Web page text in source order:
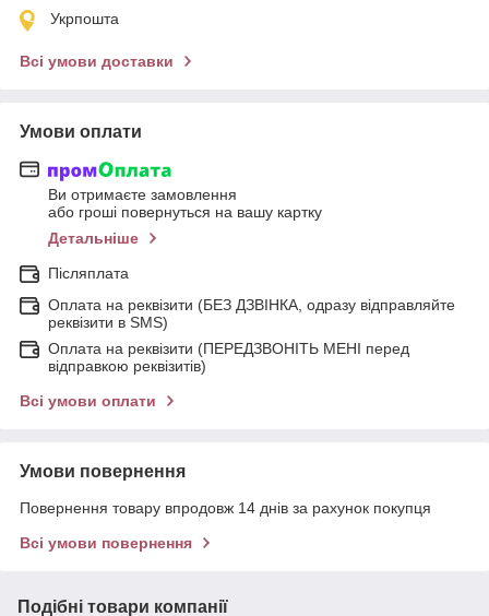
Укрпошта
Всі умови доставки
Умови оплати
Ви отримаєте замовлення
або гроші повернуться на вашу картку
Детальніше
Післяплата
Оплата на реквізити (БЕЗ ДЗВІНКА, одразу відправляйте
реквізити в SMS)
Оплата на реквізити (ПЕРЕДЗВОНІТЬ МЕНІ перед
відправкою реквізитів)
Всі умови оплати
Умови повернення
Повернення товару впродовж 14 днів за рахунок покупця
Всі умови повернення
Подібні товари компанії